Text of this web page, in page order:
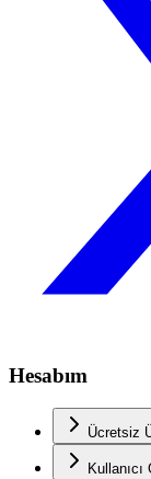
Hesabım
Ücretsiz
Kullanıcı